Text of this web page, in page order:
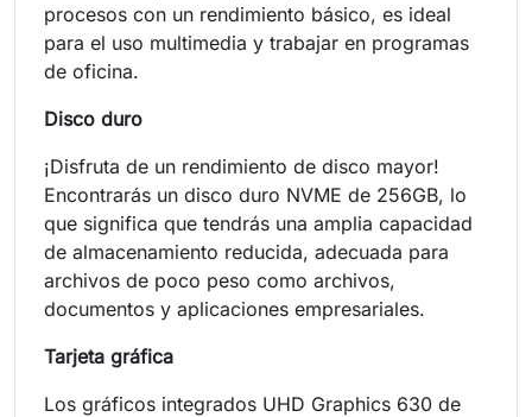
procesos con un rendimiento básico, es ideal
para el uso multimedia y trabajar en programas
de oficina.
Disco duro
¡Disfruta de un rendimiento de disco mayor!
Encontrarás un disco duro NVME de 256GB, lo
que significa que tendrás una amplia capacidad
de almacenamiento reducida, adecuada para
archivos de poco peso como archivos,
documentos y aplicaciones empresariales.
Tarjeta gráfica
Los gráficos integrados UHD Graphics 630 de